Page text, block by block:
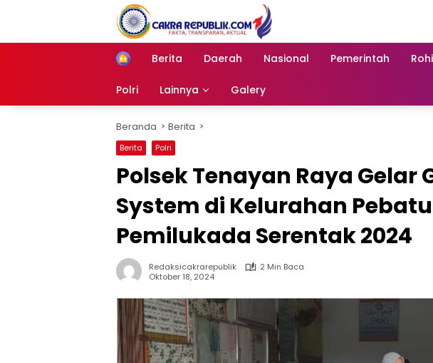
Berita Daerah Nasional Pemerintah
Polri Lainnya Galery
Beranda Berita
Berita Polri
Polsek Tenayan Raya Gelar
System di Kelurahan
Pemilukada Serentak 2024
Redaksicakrarepublik
2 Min Baca
Oktober 18, 2024